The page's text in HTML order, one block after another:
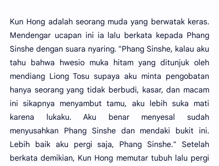
Kun Hong adalah seorang muda yang berwatak keras.
Mendengar ucapan ini ia lalu berkata kepada Phang
Sinshe dengan suara nyaring. "Phang Sinshe, kalau aku
tahu bahwa hwesio muka hitam yang ditunjuk oleh
mendiang Liong Tosu supaya aku minta pengobatan
hanya seorang yang tidak berbudi, kasar, dan macam
ini sikapnya menyambut tamu, aku lebih suka mati
karena lukaku. Aku benar menyesal sudah
menyusahkan Phang Sinshe dan mendaki bukit ini.
Lebih baik aku pergi saja, Phang Sinshe." Setelah
berkata demikian, Kun Hong memutar tubuh lalu pergi